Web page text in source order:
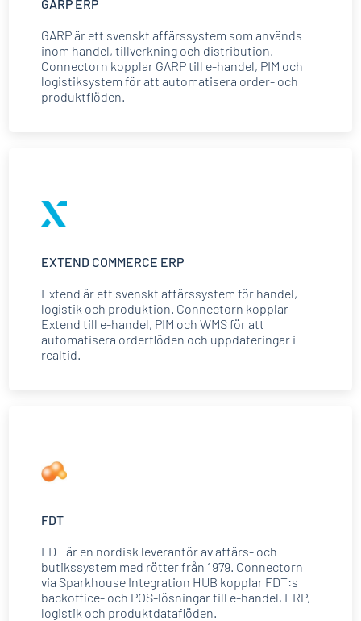
GARP ERP
GARP är ett svenskt affärssystem som används
inom handel, tillverkning och distribution.
Connectorn kopplar GARP till e-handel, PIM och
logistiksystem för att automatisera order- och
produktflöden.
EXTEND COMMERCE ERP
Extend är ett svenskt affärssystem för handel,
logistik och produktion. Connectorn kopplar
Extend till e-handel, PIM och WMS för att
automatisera orderflöden och uppdateringar i
realtid.
FDT
FDT är en nordisk leverantör av affärs- och
butikssystem med rötter från 1979. Connectorn
via Sparkhouse Integration HUB kopplar FDT:s
backoffice- och POS-lösningar till e-handel, ERP,
logistik och produktdataflöden.